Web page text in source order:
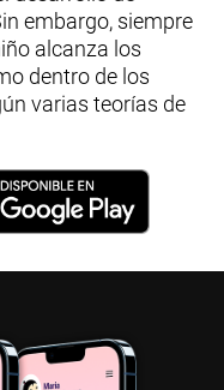
embargo, siempre
alcanza los
dentro de los
varias teorías de